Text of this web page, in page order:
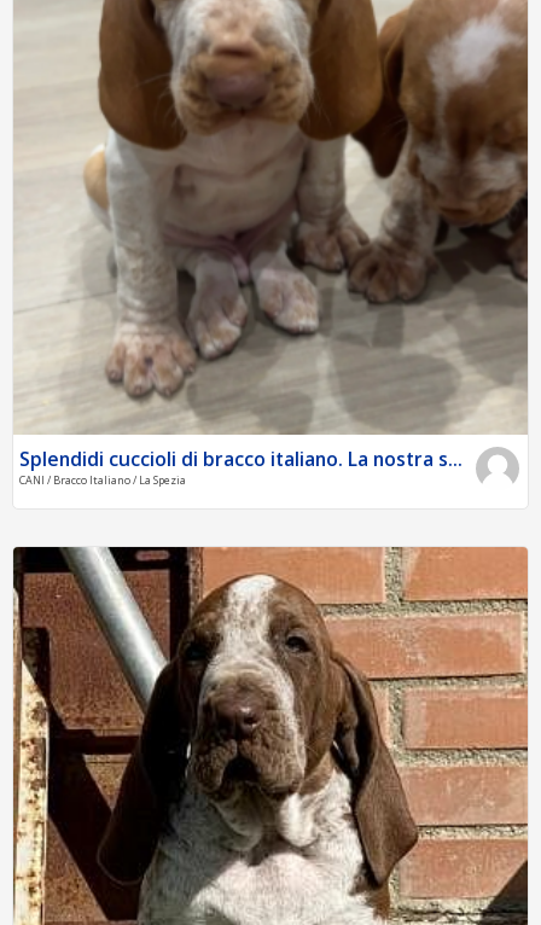
Splendidi cuccioli di bracco italiano. La nostra s...
CANI / Bracco Italiano / La Spezia